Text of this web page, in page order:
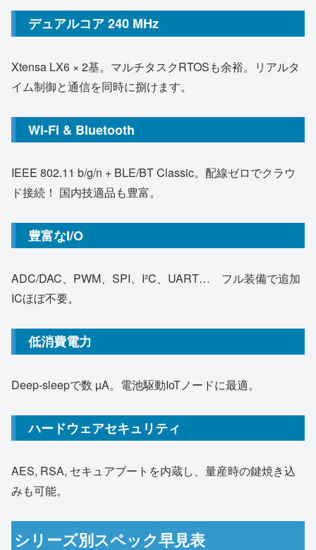
デュアルコア 240 MHz
Xtensa LX6 × 2基。マルチタスクRTOSも余裕。リアルタ
イム制御と通信を同時に捌けます。
Wi-Fi & Bluetooth
IEEE 802.11 b/g/n + BLE/BT Classic。配線ゼロでクラウ
ド接続！ 国内技適品も豊富。
豊富なI/O
ADC/DAC、PWM、SPI、I²C、UART… フル装備で追加
ICほぼ不要。
低消費電力
Deep-sleepで数 µA。電池駆動IoTノードに最適。
ハードウェアセキュリティ
AES, RSA, セキュアブートを内蔵し、量産時の鍵焼き込
みも可能。
シリーズ別スペック早見表